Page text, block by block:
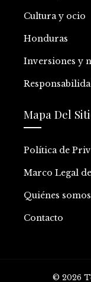
Cultura y ocio
Honduras
Inversiones y
Mapa Del
Política de
Marco Legal
Quiénes somos
Contacto
© 2026